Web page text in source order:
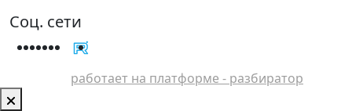
Соц. сети
работает на платформе - разбиратор